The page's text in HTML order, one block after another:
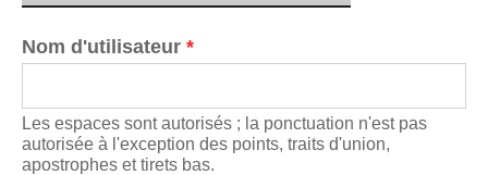
Nom d'utilisateur *
Les espaces sont autorisés ; la ponctuation n'est pas
autorisée à l'exception des points, traits d'union,
apostrophes et tirets bas.